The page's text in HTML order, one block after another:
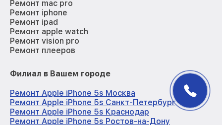
Ремонт mac pro
Ремонт iphone
Ремонт ipad
Ремонт apple watch
Ремонт vision pro
Ремонт плееров
Филиал в Вашем городе
Ремонт Apple iPhone 5s Москва
Ремонт Apple iPhone 5s Санкт-Петербург
Ремонт Apple iPhone 5s Краснодар
Ремонт Apple iPhone 5s Ростов-на-Дону